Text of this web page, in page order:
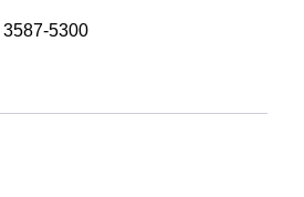
3587-5300